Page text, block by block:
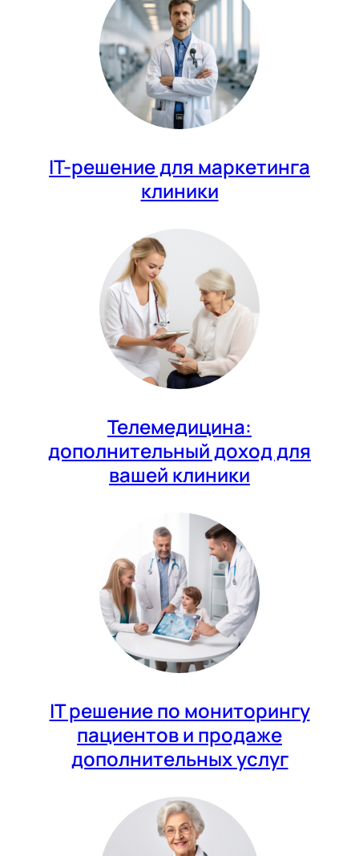
IT-решение для маркетинга
клиники
Телемедицина:
дополнительный доход для
вашей клиники
IT решение по мониторингу
пациентов и продаже
дополнительных услуг